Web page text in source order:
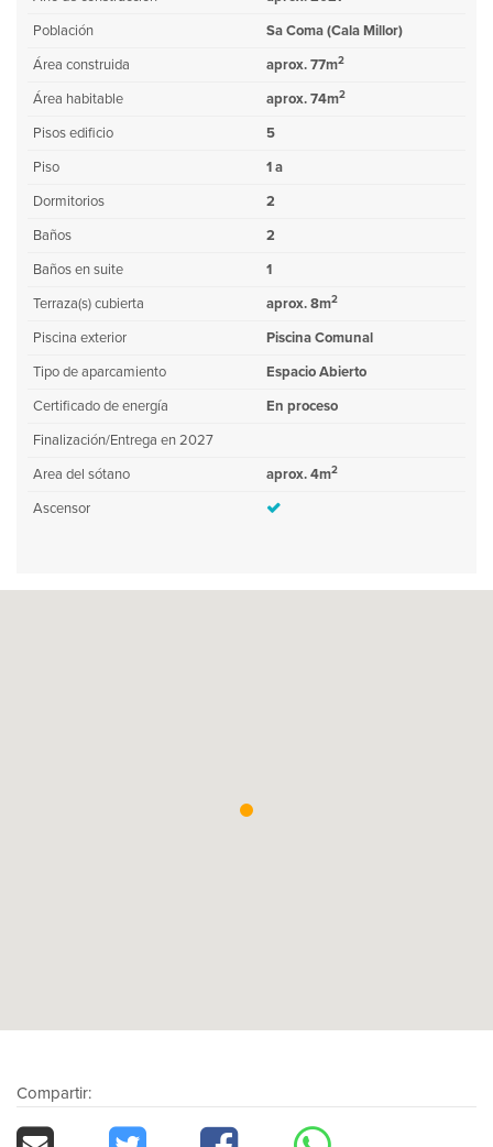
Población
Sa Coma (Cala Millor)
Área construida
aprox. 77m2
Área habitable aprox. 74m2
Pisos edificio
5
Piso
1 a
Dormitorios
2
Baños
2
Baños en suite
1
Terraza(s) cubierta
aprox. 8m2
Piscina exterior
Piscina Comunal
Tipo de aparcamiento
Espacio Abierto
Certificado de energía
En proceso
Finalización/Entrega en 2027
Area del sótano
aprox. 4m2
Ascensor
Compartir: